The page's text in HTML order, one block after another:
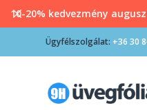
Ügyfélszolgálat: +36 30
10-20% kedvezmény